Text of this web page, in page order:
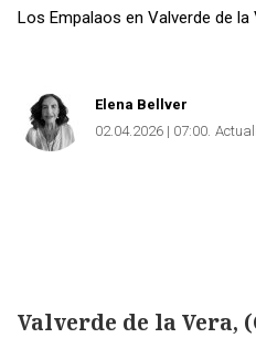
Los Empalaos en Valverde de la
Elena Bellver
02.04.2026 | 07:00
Valverde de la Vera,